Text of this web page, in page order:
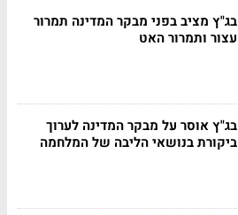
בג"ץ מציב בפני מבקר המדינה תמרור
עצור ותמרור האט
בג"ץ אוסר על מבקר המדינה לערוך
ביקורת בנושאי הליבה של המלחמה